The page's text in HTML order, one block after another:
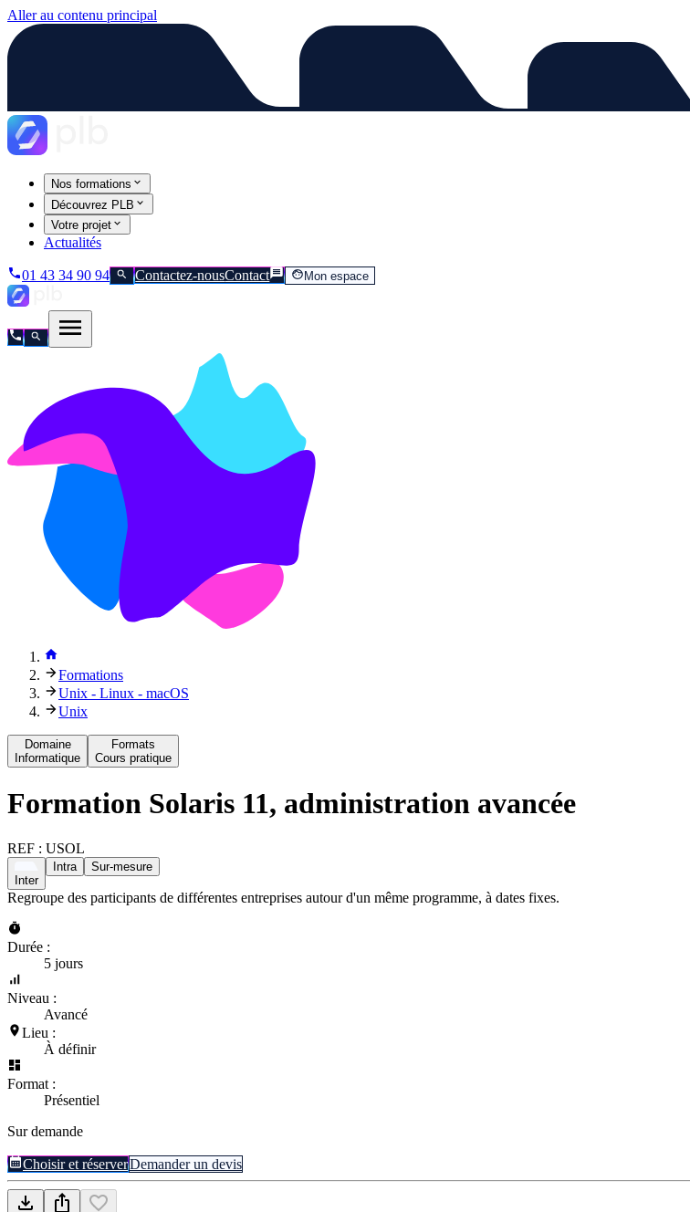
Aller au contenu principal
Nos formations
Découvrez PLB
Votre projet
Actualités
01 43 34 90 94 Contactez-nousContact Mon espace
Formations
Unix - Linux - macOS
Unix
Domaine
Informatique
Formats
Cours pratique
Formation Solaris 11, administration avancée
REF : USOL
Inter
Intra Sur-mesure
Regroupe des participants de différentes entreprises autour d'un même programme, à dates fixes.
Durée :
5 jours
Niveau :
Avancé
Lieu :
À définir
Format :
Présentiel
Sur demande
Choisir et réserverDemander un devis